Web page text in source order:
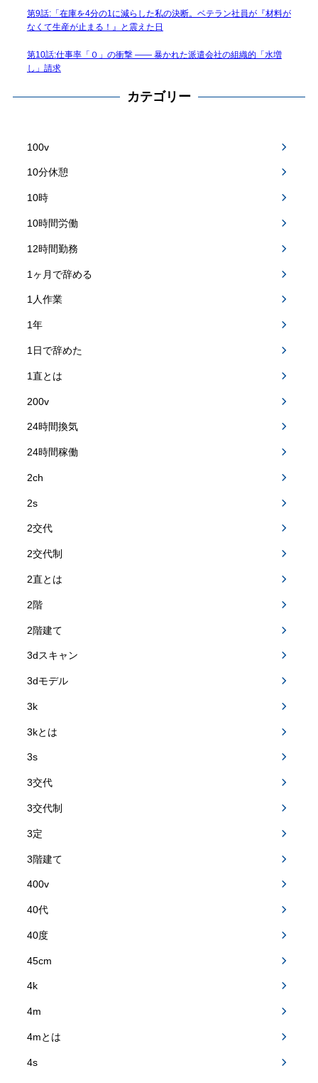
第9話:「在庫を4分の1に減らした私の決断。ベテラン社員が『材料が
なくて生産が止まる！』と震えた日
第10話:仕事率「０」の衝撃 —— 暴かれた派遣会社の組織的「水増
し」請求
カテゴリー
100v
10分休憩
10時
10時間労働
12時間勤務
1ヶ月で辞める
1人作業
1年
1日で辞めた
1直とは
200v
24時間換気
24時間稼働
2ch
2s
2交代
2交代制
2直とは
2階
2階建て
3dスキャン
3dモデル
3k
3kとは
3s
3交代
3交代制
3定
3階建て
400v
40代
40度
45cm
4k
4m
4mとは
4s